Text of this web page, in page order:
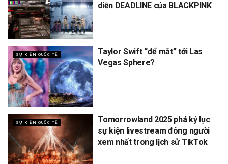
diễn DEADLINE của BLACKPINK
SỰ KIỆN QUỐC TẾ
Taylor Swift “để mắt” tới Las
Vegas Sphere?
SỰ KIỆN QUỐC TẾ
Tomorrowland 2025 phá kỷ lục
sự kiện livestream đông người
xem nhất trong lịch sử TikTok